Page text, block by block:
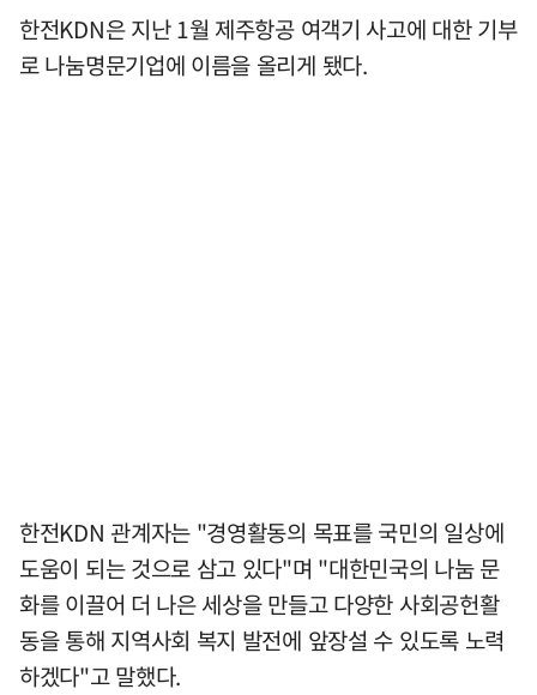
한전KDN은 지난 1월 제주항공 여객기 사고에 대한 기부
로 나눔명문기업에 이름을 올리게 됐다.
한전KDN 관계자는 "경영활동의 목표를 국민의 일상에
도움이 되는 것으로 삼고 있다"며 "대한민국의 나눔 문
화를 이끌어 더 나은 세상을 만들고 다양한 사회공헌활
동을 통해 지역사회 복지 발전에 앞장설 수 있도록 노력
하겠다"고 말했다.